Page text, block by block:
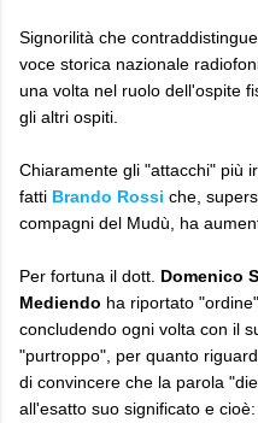
Signorilità che
voce storica nazionale
una volta nel ruolo dell'ospite
gli altri ospiti.
Chiaramente gli "attacchi" più
fatti Brando Rossi che,
compagni del Mudù, ha
Per fortuna il dott. Domenico
Mediendo ha riportato
concludendo ogni volta con il
"purtroppo", per quanto
di convincere che la parola
all'esatto suo significato e cioè: